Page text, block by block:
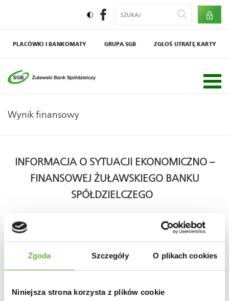
Zgoda Szczegóły O plikach cookies
Niniejsza strona korzysta z plików cookie
PLACÓWKI I BANKOMATY GRUPA SGB ZGŁOŚ UTRATĘ KARTY
Wynik finansowy
INFORMACJA O SYTUACJI EKONOMICZNO –
FINANSOWEJ ŻUŁAWSKIEGO BANKU
SPÓŁDZIELCZEGO
Wypełniając postanowienia art. 318 ustawy z
dnia 10 czerwca 2016 o Bankowym Funduszu
Gwarancyjnym, systemie gwarantowania
uprzejmie informujemy, że sytuacja finansowa